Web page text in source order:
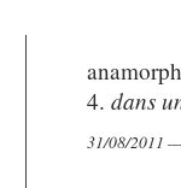
4. dans
31/08/2011 —